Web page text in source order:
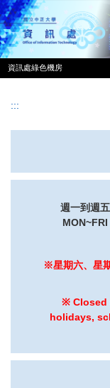
跳
到
主
要
內
資訊處綠色機房
:::
週一到週五
MON~FRI
※星期六、星
※ Closed
holidays,